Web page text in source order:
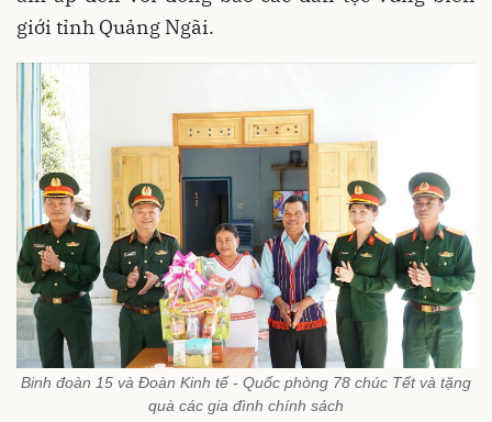
giới tỉnh Quảng Ngãi.
Binh đoàn 15 và Đoàn Kinh tế - Quốc phòng 78 chúc Tết và tặng
quà các gia đình chính sách